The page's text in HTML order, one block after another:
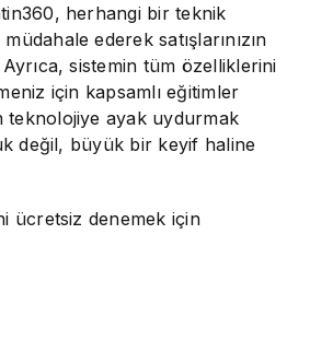
herhangi bir teknik
ederek satışlarınızın
sistemin tüm özelliklerini
için kapsamlı eğitimler
teknolojiye ayak uydurmak
değil, büyük bir keyif haline
ücretsiz denemek için